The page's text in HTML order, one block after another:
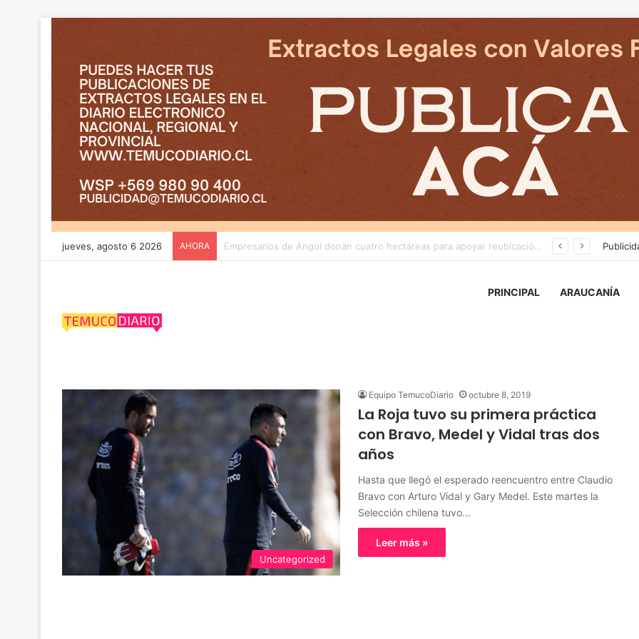
jueves, agosto 6 2026 AHORA Desborde del río Imperial mantiene aisladas a miles de personas y deja viviendas bajo el agua en La Araucanía
PRINCIPAL ARAUCANÍA
Vidal
Uncategorized
Equipo TemucoDiario octubre 8, 2019
La Roja tuvo su primera práctica
con Bravo, Medel y Vidal tras dos
años
Hasta que llegó el esperado reencuentro entre Claudio
Bravo con Arturo Vidal y Gary Medel. Este martes la
Selección chilena tuvo…
Leer más »